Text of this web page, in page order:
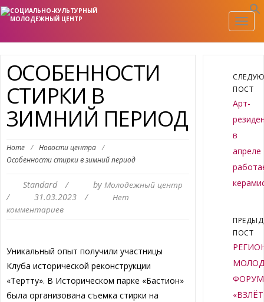
ОСОБЕННОСТИ
СТИРКИ В
ЗИМНИЙ ПЕРИОД
Home / Новости центра /
Особенности стирки в зимний период
Standard / by Молодежный центр
/ 31.03.2023 /
Нет
комментариев
Уникальный опыт получили участницы
Клуба исторической реконструкции
«Тертту». В Историческом парке «Бастион»
была организована съемка стирки на
ПОСТ
Арт-
в
апреле
ПОСТ
ФОРУМ